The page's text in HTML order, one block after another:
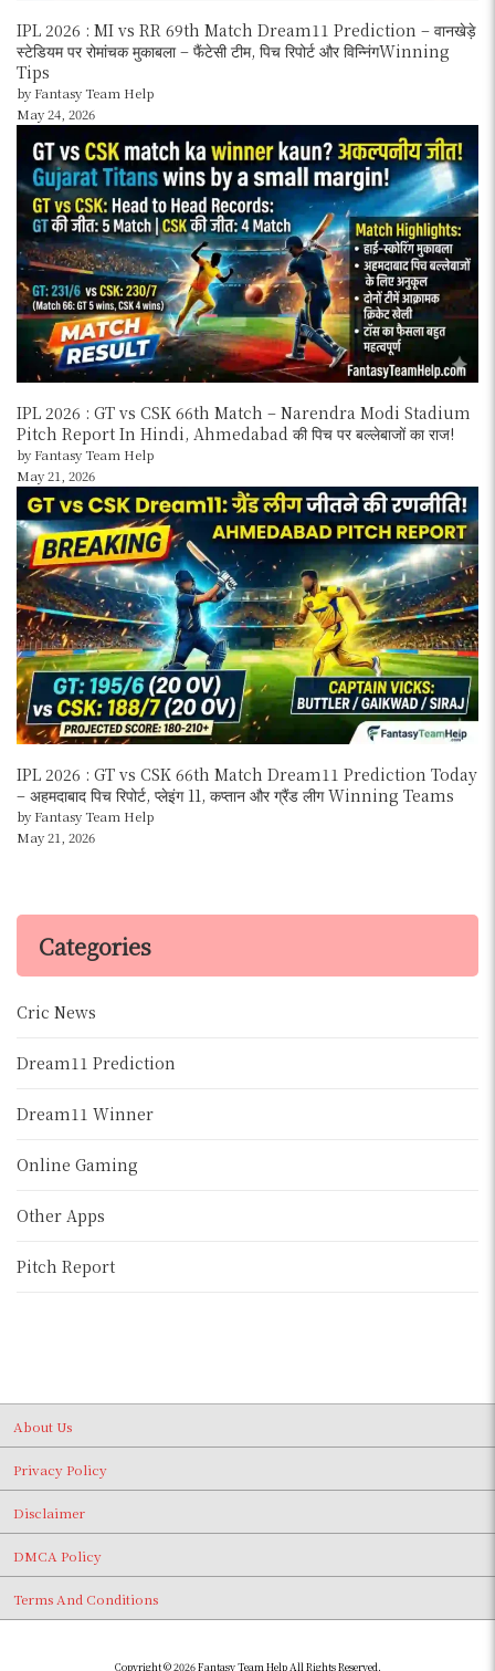
IPL 2026 : MI vs RR 69th Match Dream11 Prediction – वानखेड़े
स्टेडियम पर रोमांचक मुकाबला – फैंटेसी टीम, पिच रिपोर्ट और विन्निंगWinning
Tips
by Fantasy Team Help
May 24, 2026
IPL 2026 : GT vs CSK 66th Match – Narendra Modi Stadium
Pitch Report In Hindi, Ahmedabad की पिच पर बल्लेबाजों का राज!
by Fantasy Team Help
May 21, 2026
IPL 2026 : GT vs CSK 66th Match Dream11 Prediction Today
– अहमदाबाद पिच रिपोर्ट, प्लेइंग 11, कप्तान और ग्रैंड लीग Winning Teams
by Fantasy Team Help
May 21, 2026
Categories
Cric News
Dream11 Prediction
Dream11 Winner
Online Gaming
Other Apps
Pitch Report
About Us
Privacy Policy
Disclaimer
DMCA Policy
Terms And Conditions
Copyright © 2026 Fantasy Team Help All Rights Reserved.